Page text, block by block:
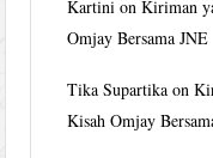
Kartini onKiriman
Omjay Bersama JNE
Tika Supartika on
Kisah Omjay